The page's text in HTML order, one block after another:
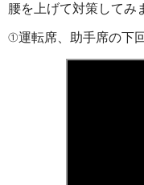
腰を上げて対策してみ
①運転席、助手席の下